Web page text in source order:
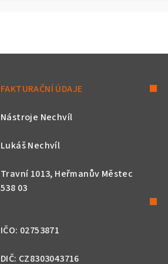
FAKTURAČNÍ ÚDAJE
Nástroje Nechvíl
Lukáš Nechvíl
Travní 1013, Heřmanův Městec
538 03
IČO: 02753871
DIČ: CZ8303043716